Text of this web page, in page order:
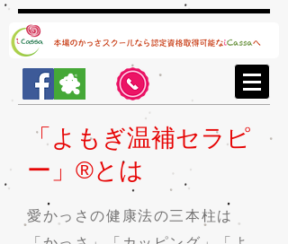
「よもぎ温補セラピ
ー」®️とは
愛かっさの健康法の三本柱は